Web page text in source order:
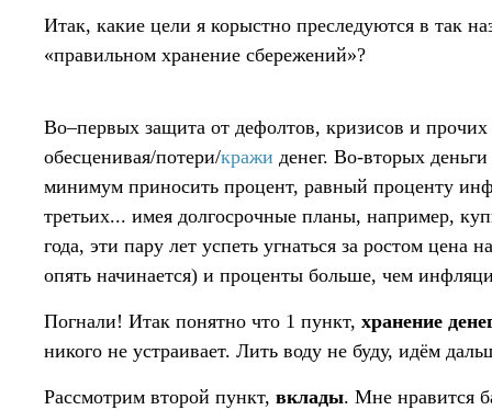
Итак, какие цели я корыстно преследуются в так
«правильном хранение сбережений»?
Во–первых защита от дефолтов, кризисов и прочих
обесценивая/потери/кражи денег. Во-вторых
минимум приносить процент, равный проценту
третьих... имея долгосрочные планы, например,
года, эти пару лет успеть угнаться за ростом цена
опять начинается) и проценты больше, чем
Погнали! Итак понятно что 1 пункт, хранение
никого не устраивает. Лить воду не буду, идём
Рассмотрим второй пункт, вклады. Мне нравится